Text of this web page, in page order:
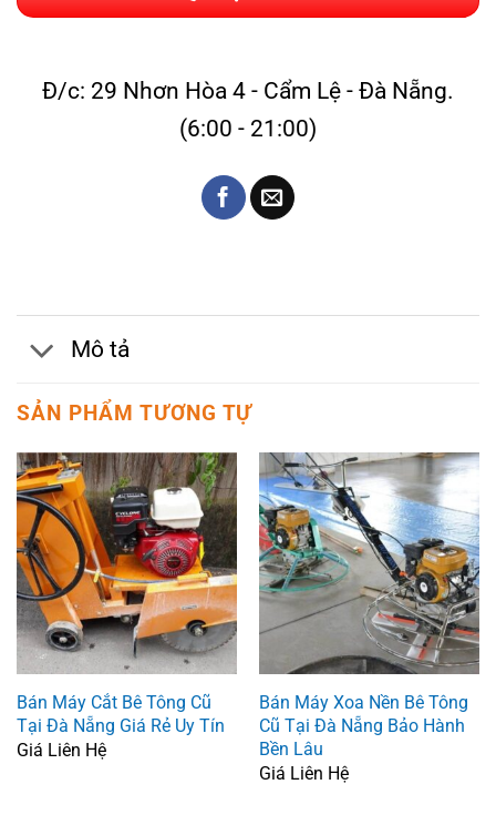
Đ/c: 29 Nhơn Hòa 4 - Cẩm Lệ - Đà Nẵng.
(6:00 - 21:00)
Mô tả
SẢN PHẨM TƯƠNG TỰ
Bán Máy Cắt Bê Tông Cũ
Tại Đà Nẵng Giá Rẻ Uy Tín
Giá Liên Hệ
Bán Máy Xoa Nền Bê Tông
Cũ Tại Đà Nẵng Bảo Hành
Bền Lâu
Giá Liên Hệ